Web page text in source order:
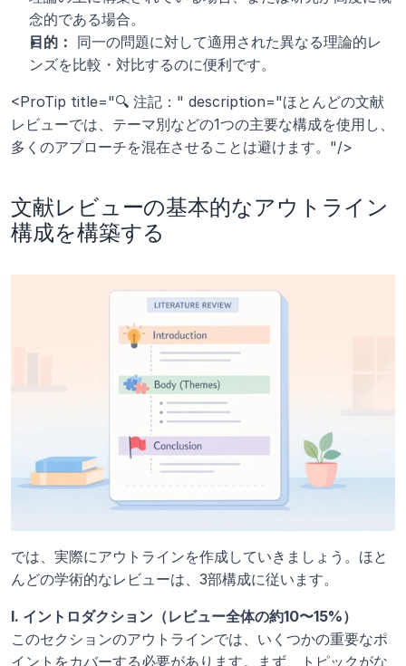
念的である場合。
目的： 同一の問題に対して適用された異なる理論的レ
ンズを比較・対比するのに便利です。
<ProTip title="🔍 注記：" description="ほとんどの文献
レビューでは、テーマ別などの1つの主要な構成を使用し、
多くのアプローチを混在させることは避けます。"/>
文献レビューの基本的なアウトライン
構成を構築する
では、実際にアウトラインを作成していきましょう。ほと
んどの学術的なレビューは、3部構成に従います。
I. イントロダクション（レビュー全体の約10〜15%）
このセクションのアウトラインでは、いくつかの重要なポ
イントをカバーする必要があります。まず、トピックがな